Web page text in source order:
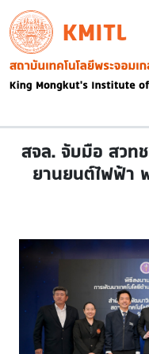
Skip to main content
KMITL
Image
สจล. จับมือ สวท
ยานยนต์ไฟฟ้า